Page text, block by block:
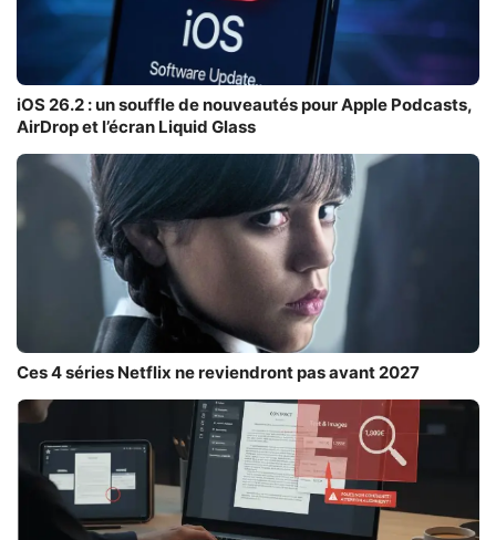
iOS 26.2 : un souffle de nouveautés pour Apple Podcasts,
AirDrop et l’écran Liquid Glass
Ces 4 séries Netflix ne reviendront pas avant 2027